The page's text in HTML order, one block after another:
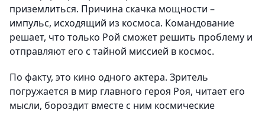
приземлиться. Причина скачка мощности –
импульс, исходящий из космоса. Командование
решает, что только Рой сможет решить проблему и
отправляют его с тайной миссией в космос.
По факту, это кино одного актера. Зритель
погружается в мир главного героя Роя, читает его
мысли, бороздит вместе с ним космические